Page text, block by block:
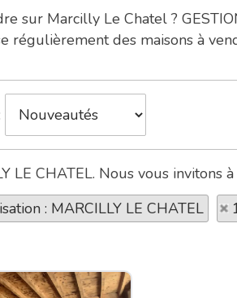
sur Marcilly Le Chatel ?
régulièrement des maisons à
CHATEL. Nous vous invitons
: MARCILLY LE CHATEL